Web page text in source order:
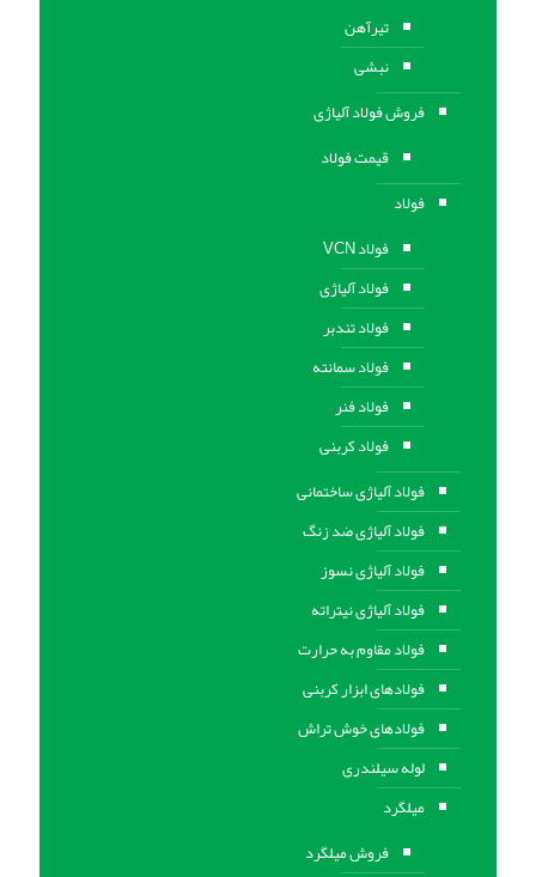
تیرآهن
نبشی
فروش فولاد آلیاژی
قیمت فولاد
فولاد
فولاد VCN
فولاد آلیاژی
فولاد تندبر
فولاد سمانته
فولاد فنر
فولاد کربنی
فولاد آلیاژی ساختمانی
فولاد آلیاژی ضد زنگ
فولاد آلیاژی نسوز
فولاد آلیاژی نیتراته
فولاد مقاوم به حرارت
فولادهای ابزار کربنی
فولادهای خوش تراش
لوله سیلندری
میلگرد
فروش میلگرد